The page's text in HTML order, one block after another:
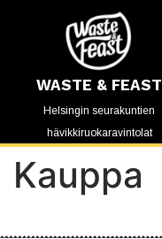
WASTE & FEAST
Helsingin seurakuntien
hävikkiruokaravintolat
Kauppa